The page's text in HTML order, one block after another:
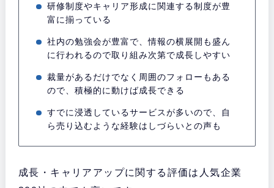
研修制度やキャリア形成に関連する制度が豊
富に揃っている
社内の勉強会が豊富で、情報の横展開も盛ん
に行われるので取り組み次第で成長しやすい
裁量があるだけでなく周囲のフォローもある
ので、積極的に動けば成長できる
すでに浸透しているサービスが多いので、自
ら売り込むような経験はしづらいとの声も
成長・キャリアアップに関する評価は人気企業